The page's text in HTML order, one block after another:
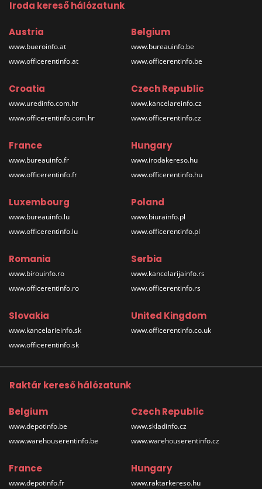
Iroda kereső hálózatunk
Austria
www.bueroinfo.at
www.officerentinfo.at
Belgium
www.bureauinfo.be
www.officerentinfo.be
Croatia
www.uredinfo.com.hr
www.officerentinfo.com.hr
Czech Republic
www.kancelareinfo.cz
www.officerentinfo.cz
France
www.bureauinfo.fr
www.officerentinfo.fr
Hungary
www.irodakereso.hu
www.officerentinfo.hu
Luxembourg
www.bureauinfo.lu
www.officerentinfo.lu
Poland
www.biurainfo.pl
www.officerentinfo.pl
Romania
www.birouinfo.ro
www.officerentinfo.ro
Serbia
www.kancelarijainfo.rs
www.officerentinfo.rs
Slovakia
www.kancelarieinfo.sk
www.officerentinfo.sk
United Kingdom
www.officerentinfo.co.uk
Raktár kereső hálózatunk
Belgium
www.depotinfo.be
www.warehouserentinfo.be
Czech Republic
www.skladinfo.cz
www.warehouserentinfo.cz
France
www.depotinfo.fr
Hungary
www.raktarkereso.hu